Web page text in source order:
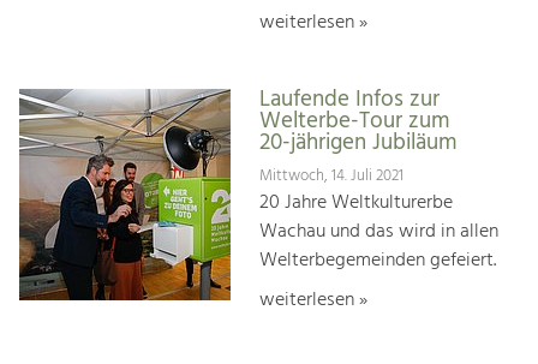
weiterlesen »
Laufende Infos zur
Welterbe-Tour zum
20-jährigen Jubiläum
Mittwoch, 14. Juli 2021
20 Jahre Weltkulturerbe
Wachau und das wird in allen
Welterbegemeinden gefeiert.
weiterlesen »